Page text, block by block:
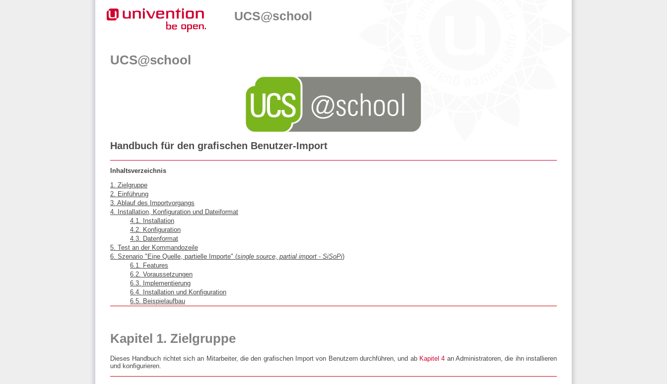
UCS@school
UCS@school
Handbuch für den grafischen Benutzer-Import
Inhaltsverzeichnis
1. Zielgruppe
2. Einführung
3. Ablauf des Importvorgangs
4. Installation, Konfiguration und Dateiformat
4.1. Installation
4.2. Konfiguration
4.3. Datenformat
5. Test an der Kommandozeile
6. Szenario "Eine Quelle, partielle Importe" (single source, partial import - SiSoPi)
6.1. Features
6.2. Voraussetzungen
6.3. Implementierung
6.4. Installation und Konfiguration
6.5. Beispielaufbau
Kapitel 1. Zielgruppe
Dieses Handbuch richtet sich an Mitarbeiter, die den grafischen Import von Benutzern durchführen, und ab Kapitel 4 an Administratoren, die ihn installieren
und konfigurieren.